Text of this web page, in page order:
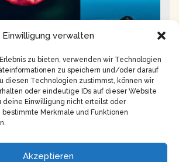
Einwilligung verwalten
zu bieten, verwenden wir Technologien
zu speichern und/oder darauf
diesen Technologien zustimmst, können wir
oder eindeutige IDs auf dieser Website
deine Einwilligung nicht erteilst oder
Merkmale und Funktionen
Akzeptieren